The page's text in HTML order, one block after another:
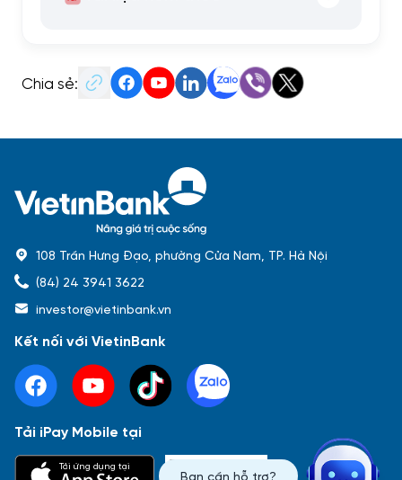
Chia sẻ:
Bạn cần hỗ trợ?
108 Trần Hưng Đạo, phường Cửa Nam, TP. Hà Nội
(84) 24 3941 3622
investor@vietinbank.vn
Kết nối với VietinBank
Tải iPay Mobile tại
Tải ứng dụng tại